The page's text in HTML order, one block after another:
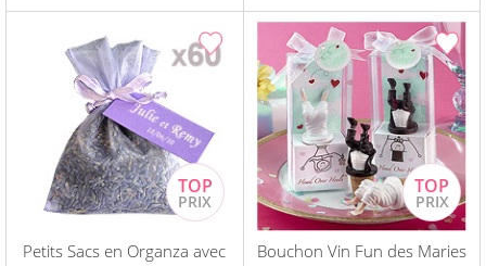
Petits Sacs en Organza avec
Bouchon Vin Fun des Maries